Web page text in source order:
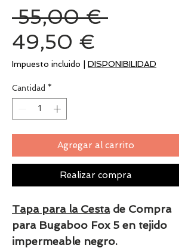
55,00 € Precio
49,50 €
de
Impuesto incluido DISPONIBILIDAD
Cantidad *
Agregar al carrito
Realizar compra
Tapa para la Cestade Compra
para Bugaboo Fox 5 en tejido
impermeable negro.